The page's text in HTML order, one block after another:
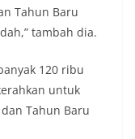
Tahun Baru
tambah dia.
120 ribu
untuk
Tahun Baru